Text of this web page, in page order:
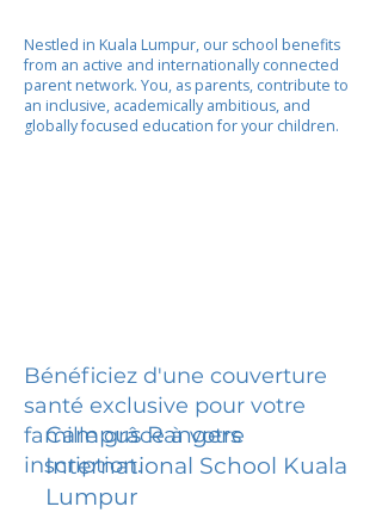
Nestled in Kuala Lumpur, our school benefits
from an active and internationally connected
parent network. You, as parents, contribute to
an inclusive, academically ambitious, and
globally focused education for your children.
Bénéficiez d'une couverture
santé exclusive pour votre
famille grâce à votre
inscription.
Campus Rangers
International School Kuala
Lumpur